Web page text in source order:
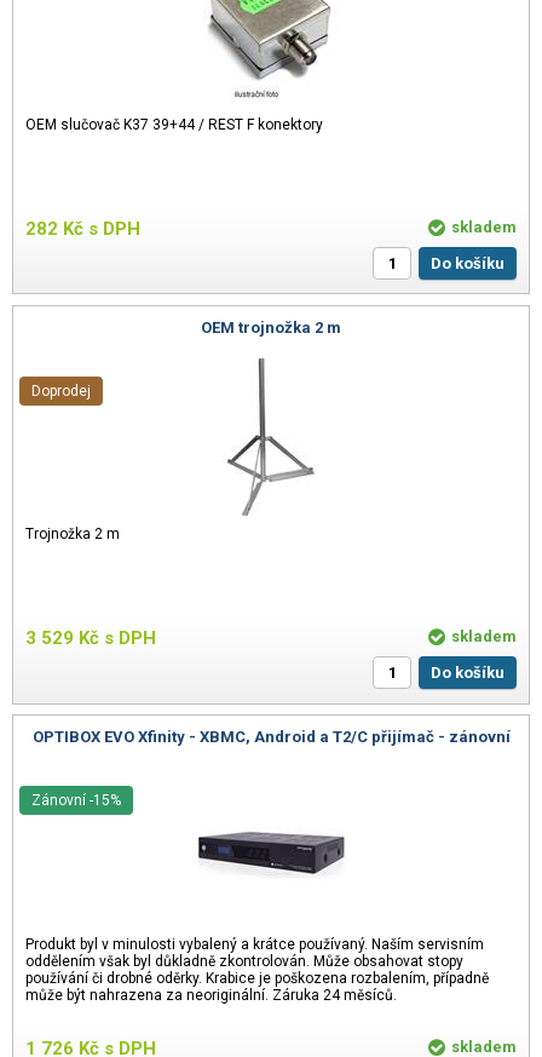
OEM slučovač K37 39+44 / REST F konektory
282 Kč s DPH
skladem
Do košíku
OEM trojnožka 2 m
Trojnožka 2 m
3 529 Kč s DPH
Doprodej
skladem
Do košíku
OPTIBOX EVO Xfinity - XBMC, Android a T2/C přijímač - zánovní
Produkt byl v minulosti vybalený a krátce používaný. Naším servisním
oddělením však byl důkladně zkontrolován. Může obsahovat stopy
používání či drobné oděrky. Krabice je poškozena rozbalením, případně
může být nahrazena za neoriginální. Záruka 24 měsíců.
1 726 Kč s DPH
Zánovní -15%
skladem